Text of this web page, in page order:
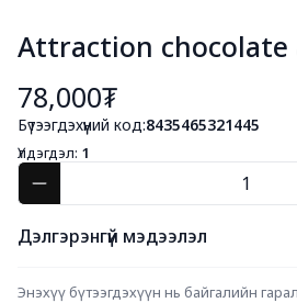
Attraction
78,000₮
Бүтээгдэхүүний код:8435465321445
Үлдэгдэл: 1
Дэлгэрэнгүй мэдээлэл
Энэхүү бүтээгдэхүүн нь байгалийн